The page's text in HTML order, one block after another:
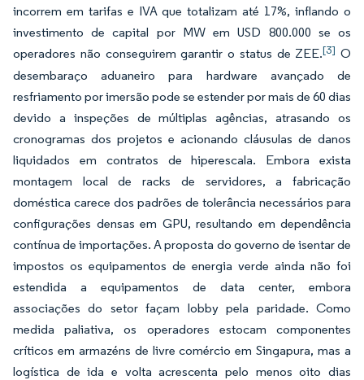
incorrem em tarifas e IVA que totalizam até 17%, inflando o
investimento de capital por MW em USD 800.000 se os
operadores não conseguirem garantir o status de ZEE.[3] O
desembaraço aduaneiro para hardware avançado de
resfriamento por imersão pode se estender por mais de 60 dias
devido a inspeções de múltiplas agências, atrasando os
cronogramas dos projetos e acionando cláusulas de danos
liquidados em contratos de hiperescala. Embora exista
montagem local de racks de servidores, a fabricação
doméstica carece dos padrões de tolerância necessários para
configurações densas em GPU, resultando em dependência
contínua de importações. A proposta do governo de isentar de
impostos os equipamentos de energia verde ainda não foi
estendida a equipamentos de data center, embora
associações do setor façam lobby pela paridade. Como
medida paliativa, os operadores estocam componentes
críticos em armazéns de livre comércio em Singapura, mas a
logística de ida e volta acrescenta pelo menos oito dias